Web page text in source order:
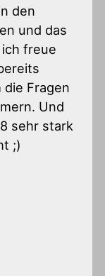
den
und das
freue
Fragen
Und
sehr stark
;)